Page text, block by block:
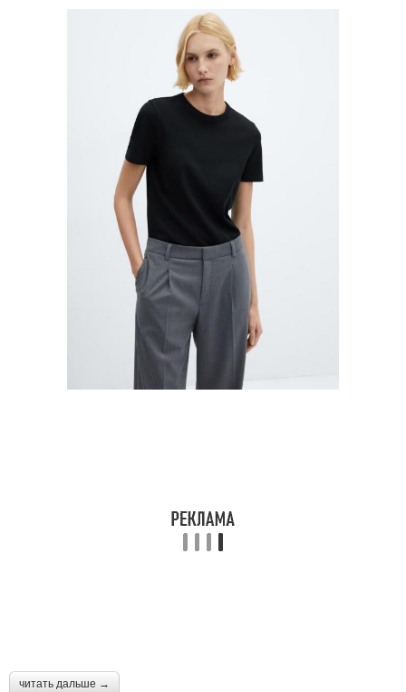
читать дальше →